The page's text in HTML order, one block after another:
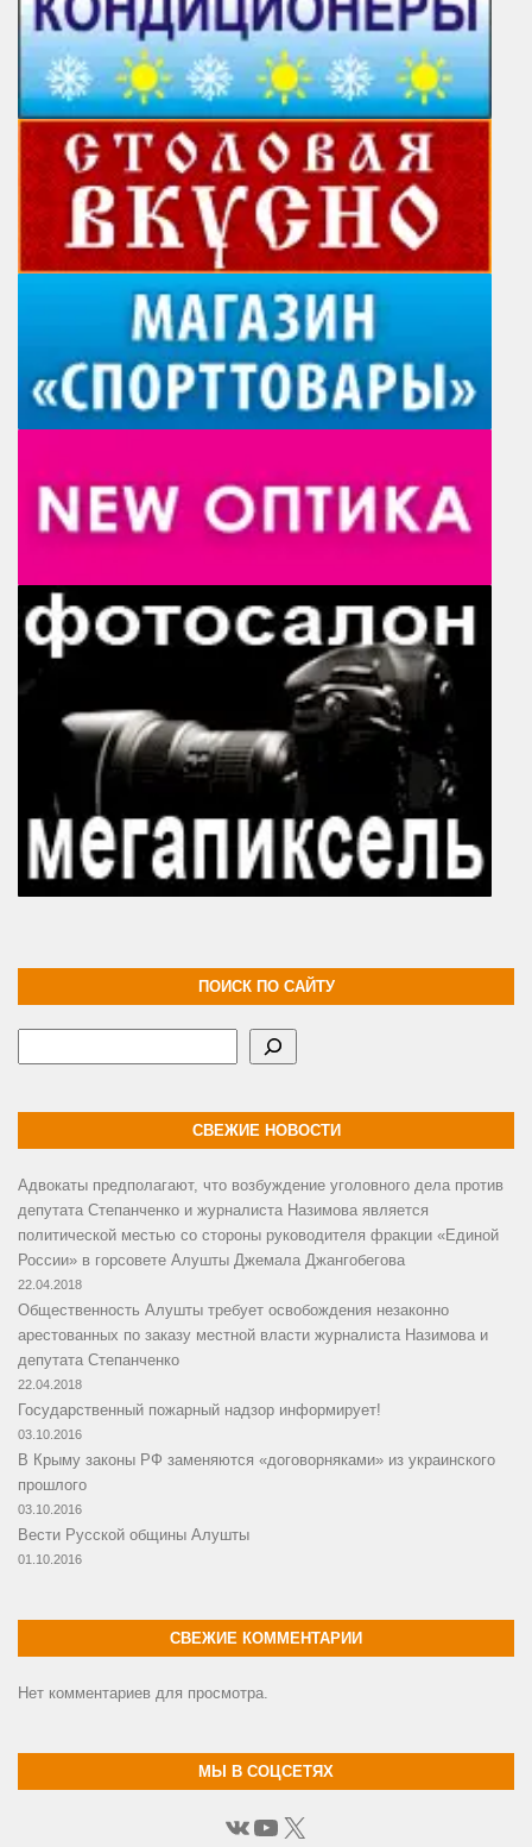
ПОИСК ПО САЙТУ
СВЕЖИЕ НОВОСТИ
Адвокаты предполагают, что возбуждение уголовного дела против
депутата Степанченко и журналиста Назимова является
политической местью со стороны руководителя фракции «Единой
России» в горсовете Алушты Джемала Джангобегова
22.04.2018
Общественность Алушты требует освобождения незаконно
арестованных по заказу местной власти журналиста Назимова и
депутата Степанченко
22.04.2018
Государственный пожарный надзор информирует!
03.10.2016
В Крыму законы РФ заменяются «договорняками» из украинского
прошлого
03.10.2016
Вести Русской общины Алушты
01.10.2016
СВЕЖИЕ КОММЕНТАРИИ
Нет комментариев для просмотра.
МЫ В СОЦСЕТЯХ
ВКонтакте
YouTube
X